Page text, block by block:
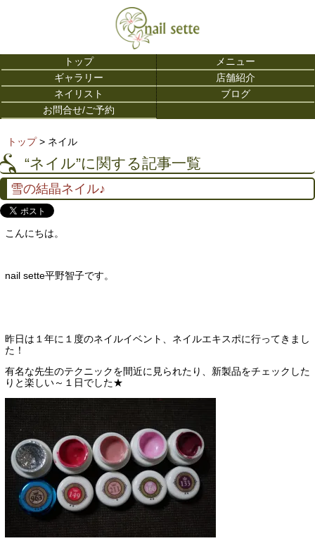
トップ
メニュー
ギャラリー
店舗紹介
ネイリスト
ブログ
お問合せ/ご予約
トップ> ネイル
“ネイル”に関する記事一覧
雪の結晶ネイル♪
こんにちは。
nail sette平野智子です。
昨日は１年に１度のネイルイベント、ネイルエキスポに行ってきまし
た！
有名な先生のテクニックを間近に見られたり、新製品をチェックした
りと楽しい～１日でした★